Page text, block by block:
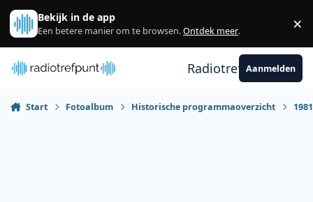
Spring naar bijdragen
Bekijk in de app
Een betere manier om te browsen.Ontdek meer. ×
RadiotrefpuntAanmelden
Start Fotoalbum Historische programmaoverzicht 1981